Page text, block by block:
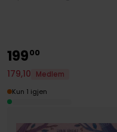
19900
179,10
Medlem
Kun 1 igjen